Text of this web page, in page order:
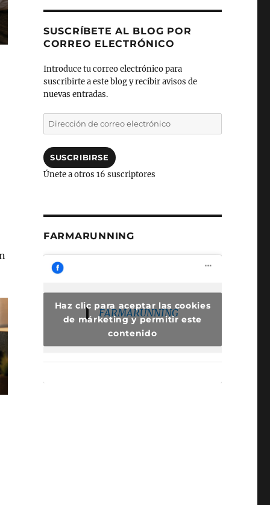
SUSCRÍBETE AL BLOG POR
CORREO ELECTRÓNICO
Introduce tu correo electrónico para
suscribirte a este blog y recibir avisos de
nuevas entradas.
Dirección
de
electrónico
SUSCRIBIRSE
Únete a otros 16 suscriptores
FARMARUNNING
FARMARUNNING
Haz clic para aceptar las cookies
de márketing y permitir este
contenido